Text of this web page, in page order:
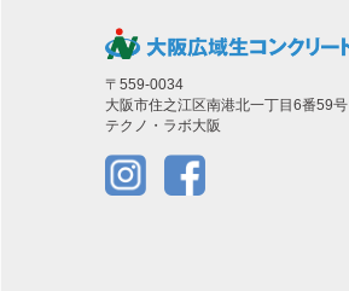
〒559-0034
大阪市住之江区南港北一丁目6番59号
テクノ・ラボ大阪